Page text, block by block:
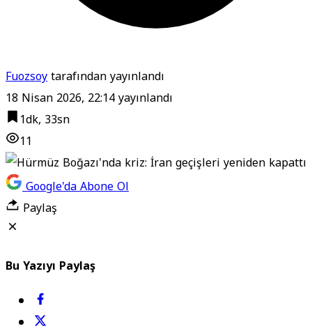
Fuozsoytarafından yayınlandı
18 Nisan 2026, 22:14yayınlandı
1dk, 33sn
11
Google'da Abone Ol
Paylaş
Bu Yazıyı Paylaş